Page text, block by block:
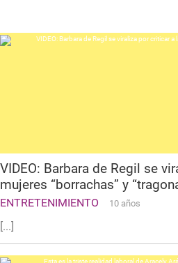
VIDEO: Barbara de Regil se
mujeres “borrachas” y
ENTRETENIMIENTO 10 años
[...]